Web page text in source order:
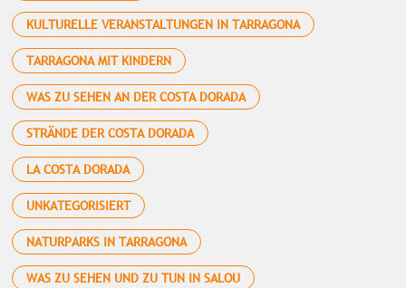
KULTURELLE VERANSTALTUNGEN IN TARRAGONA
TARRAGONA MIT KINDERN
WAS ZU SEHEN AN DER COSTA DORADA
STRÄNDE DER COSTA DORADA
LA COSTA DORADA
UNKATEGORISIERT
NATURPARKS IN TARRAGONA
WAS ZU SEHEN UND ZU TUN IN SALOU